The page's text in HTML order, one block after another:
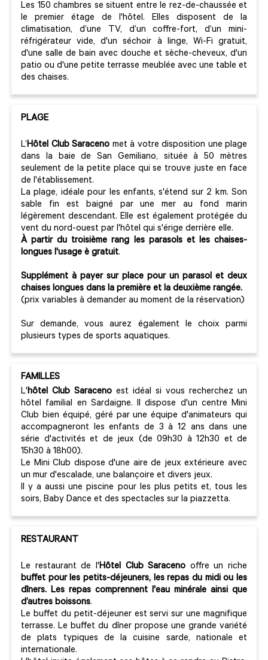
Les 150 chambres se situent entre le rez-de-chaussée et
le premier étage de l'hôtel. Elles disposent de la
climatisation, d’une TV, d’un coffre-fort, d’un mini-
réfrigérateur vide, d'un séchoir à linge, Wi-Fi gratuit,
d'une salle de bain avec douche et sèche-cheveux, d'un
patio ou d'une petite terrasse meublée avec une table et
des chaises.
PLAGE
L’Hôtel Club Saraceno met à votre disposition une plage
dans la baie de San Gemiliano, située à 50 mètres
seulement de la petite place qui se trouve juste en face
de l'établissement.
La plage, idéale pour les enfants, s'étend sur 2 km. Son
sable fin est baigné par une mer au fond marin
légèrement descendant. Elle est également protégée du
vent du nord-ouest par l'hôtel qui s'érige derrière elle.
À partir du troisième rang les parasols et les chaises-
longues l'usage è gratuit.
Supplément à payer sur place pour un parasol et deux
chaises longues dans la première et la deuxième rangée.
(prix variables à demander au moment de la réservation)
Sur demande, vous aurez également le choix parmi
plusieurs types de sports aquatiques.
FAMILLES
L'hôtel Club Saraceno est idéal si vous recherchez un
hôtel familial en Sardaigne. Il dispose d'un centre Mini
Club bien équipé, géré par une équipe d'animateurs qui
accompagneront les enfants de 3 à 12 ans dans une
série d'activités et de jeux (de 09h30 à 12h30 et de
15h30 à 18h00).
Le Mini Club dispose d'une aire de jeux extérieure avec
un mur d'escalade, une balançoire et divers jeux.
Il y a aussi une piscine pour les plus petits et, tous les
soirs, Baby Dance et des spectacles sur la piazzetta.
RESTAURANT
Le restaurant de l'Hôtel Club Saraceno offre un riche
buffet pour les petits-déjeuners, les repas du midi ou les
dîners. Les repas comprennent l'eau minérale ainsi que
d’autres boissons.
Le buffet du petit-déjeuner est servi sur une magnifique
terrasse. Le buffet du dîner propose une grande variété
de plats typiques de la cuisine sarde, nationale et
internationale.